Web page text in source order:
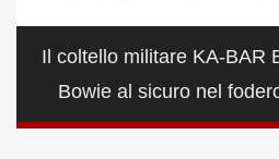
Il coltello militare KA-BAR
Bowie al sicuro nel